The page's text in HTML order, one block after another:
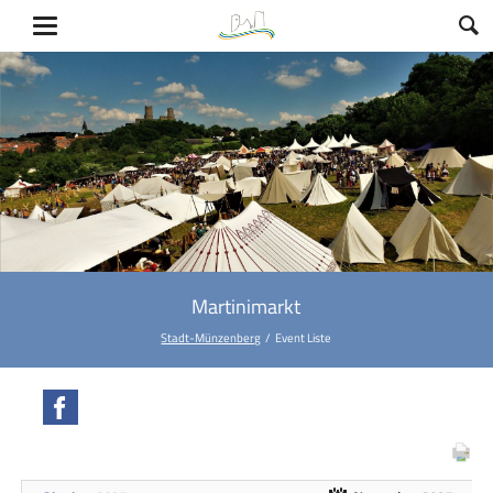
Martinimarkt
Stadt-Münzenberg Event Liste